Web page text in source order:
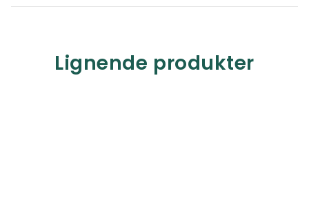
Lignende produkter